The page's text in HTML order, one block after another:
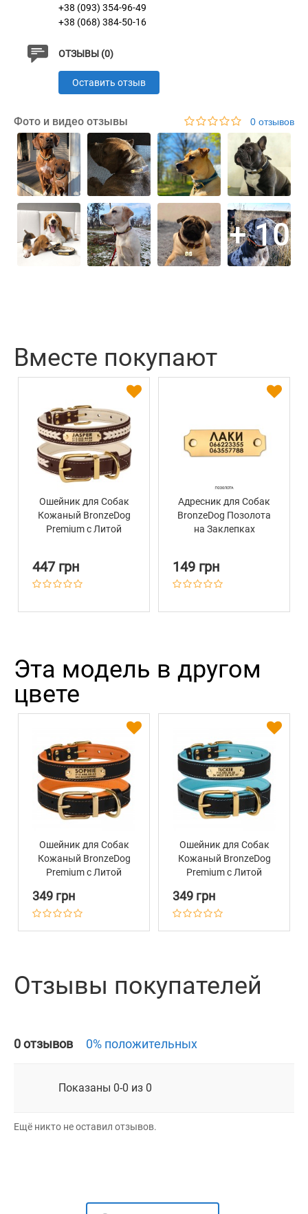
+38 (093) 354-96-49
+38 (068) 384-50-16
ОТЗЫВЫ (0)
Оставить отзыв
Фото и видео отзывы 0 отзывов
+ 10
с информацией в таблице.
Характеристики
Материал Натуральная Кожа
Пряжка Литая Латунь
Цвет Коричнево-Бежевый
Вместе покупают
Ошейник для Собак
Кожаный BronzeDog
Premium с Литой
Коричнево-Бежевый
447 грн
Адресник для Собак
BronzeDog Позолота
на Заклепках
149 грн
Эта модель в другом
цвете
Ошейник для Собак
Кожаный BronzeDog
Premium с Литой
и Адресником Черно-
Оранжевый
349 грн
Ошейник для Собак
Кожаный BronzeDog
Premium с Литой
и Адресником Черно-
Голубой
349 грн
Отзывы покупателей
0 отзывов 0% положительных
Показаны 0-0 из 0
Ещё никто не оставил отзывов.